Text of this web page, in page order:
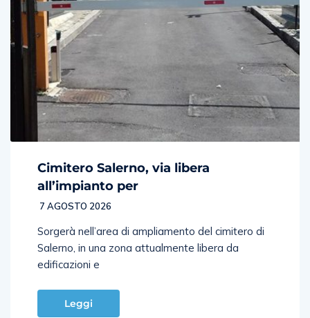
Cimitero Salerno, via libera
all’impianto per
7 AGOSTO 2026
Sorgerà nell’area di ampliamento del cimitero di
Salerno, in una zona attualmente libera da
edificazioni e
Leggi